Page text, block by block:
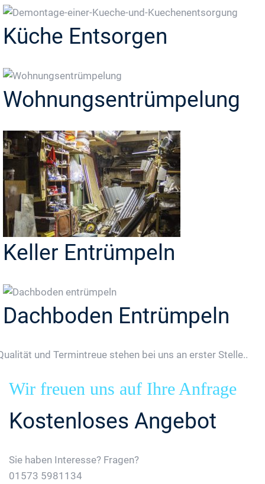
Küche Entsorgen
Wohnungsentrümpelung
Keller Entrümpeln
Dachboden Entrümpeln
und Termintreue stehen bei uns an erster Stelle..
Wir freuen uns auf Ihre Anfrage
Kostenloses Angebot
Sie haben Interesse? Fragen?
01573 5981134